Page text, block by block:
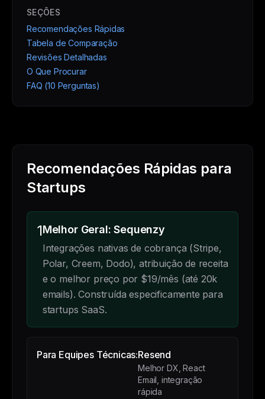
SEÇÕES
Recomendações Rápidas
Tabela de Comparação
Revisões Detalhadas
O Que Procurar
FAQ (10 Perguntas)
Recomendações Rápidas para
Startups
1Melhor Geral: Sequenzy
Integrações nativas de cobrança (Stripe,
Polar, Creem, Dodo), atribuição de receita
e o melhor preço por $19/mês (até 20k
emails). Construída especificamente para
startups SaaS.
Para Equipes Técnicas:Resend
Melhor DX, React
Email, integração
rápida